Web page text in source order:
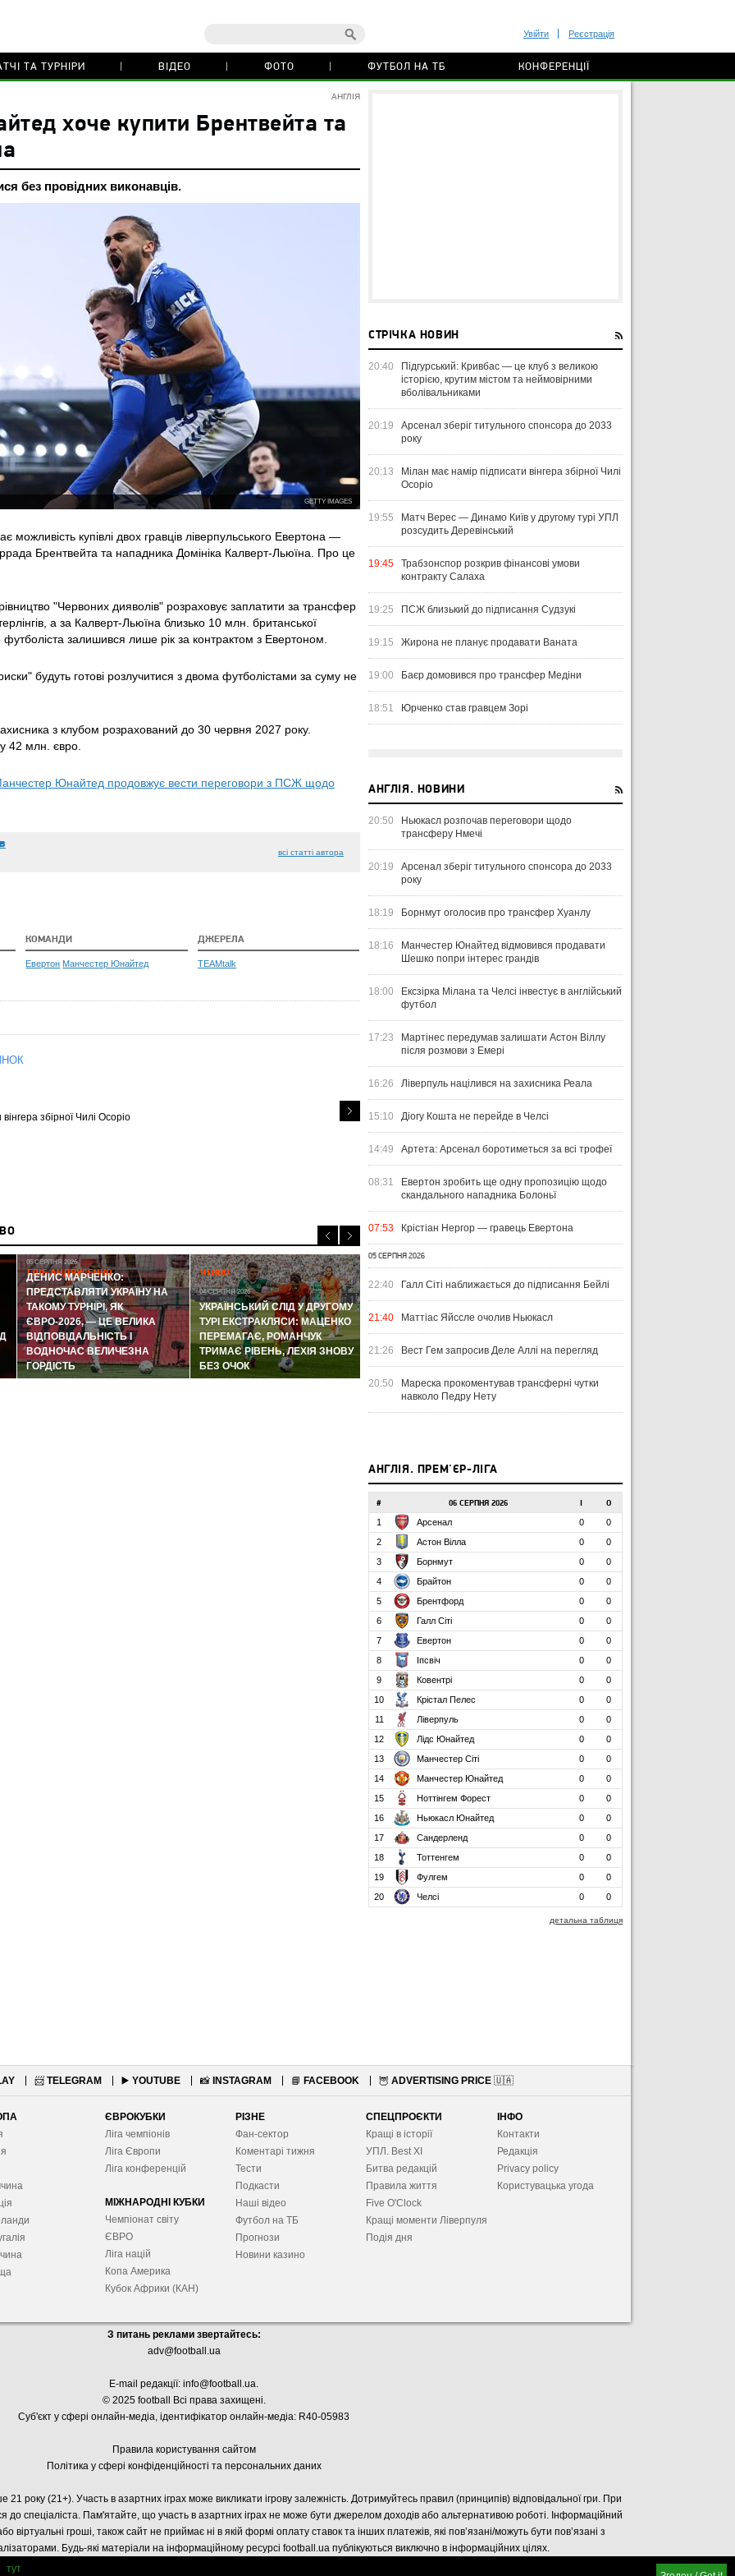
Увійти Реєстрація
ТА ТУРНІРИ ВІДЕО ФОТО ФУТБОЛ НА ТБ КОНФЕРЕНЦІЇ
АНГЛІЯ
хоче купити Брентвейта та
без провідних виконавців.
GETTY IMAGES
купівлі двох гравців ліверпульського Евертона —
Брентвейта та нападника Домініка Калверт-Льюїна. Про це
"Червоних дияволів" розраховує заплатити за трансфер
а за Калверт-Льюїна близько 10 млн. британської
футболіста залишився лише рік за контрактом з Евертоном.
будуть готові розлучитися з двома футболістами за суму не
з клубом розрахований до 30 червня 2027 року.
42 млн. євро.
Юнайтед продовжує вести переговори з ПСЖ щодо
всі статті автора
КОМАНДИ
Евертон Манчестер Юнайтед
ДЖЕРЕЛА
TEAMtalk
збірної Чилі Осоріо ПСЖ близький до підписання Судзукі
ГЛІБ АНДРУСЕНКО
05 СЕРПНЯ 2026
ДЕНИС МАРЧЕНКО:
ПРЕДСТАВЛЯТИ УКРАЇНУ НА
ТАКОМУ ТУРНІРІ, ЯК
ЄВРО-2026, — ЦЕ ВЕЛИКА
ВІДПОВІДАЛЬНІСТЬ І
ВОДНОЧАС ВЕЛИЧЕЗНА
ГОРДІСТЬ
ЧТИВО
04 СЕРПНЯ 2026
УКРАЇНСЬКИЙ СЛІД У ДРУГОМУ
ТУРІ ЕКСТРАКЛЯСИ: МАЦЕНКО
ПЕРЕМАГАЄ, РОМАНЧУК
ТРИМАЄ РІВЕНЬ, ЛЕХІЯ ЗНОВУ
БЕЗ ОЧОК
31 ЛИПНЯ 2026
УПЛ-2026/27. ПРЕДСТАВЛЕННЯ
КОМАНД
ВІСІМ МАТЧІВ — НУЛЬ
ПЕРЕМОГ: ЯК ДИНАМО, ЛНЗ ТА
ПОЛІССЯ ВИСТУПИЛИ НА
СТАРТІ ЄВРОКУБКІВ
СТРІЧКА НОВИН
20:40
Підгурський: Кривбас — це клуб з великою
історією, крутим містом та неймовірними
вболівальниками
20:19
Арсенал зберіг титульного спонсора до 2033
року
20:13
Мілан має намір підписати вінгера збірної Чилі
Осоріо
19:55
Матч Верес — Динамо Київ у другому турі УПЛ
розсудить Деревінський
19:45
Трабзонспор розкрив фінансові умови
контракту Салаха
19:25 ПСЖ близький до підписання Судзукі
19:15 Жирона не планує продавати Ваната
19:00 Баєр домовився про трансфер Медіни
18:51 Юрченко став гравцем Зорі
АНГЛІЯ. НОВИНИ
20:50
Ньюкасл розпочав переговори щодо
трансферу Нмечі
20:19
Арсенал зберіг титульного спонсора до 2033
року
18:19 Борнмут оголосив про трансфер Хуанлу
18:16
Манчестер Юнайтед відмовився продавати
Шешко попри інтерес грандів
18:00
Ексзірка Мілана та Челсі інвестує в англійський
футбол
17:23
Мартінес передумав залишати Астон Віллу
після розмови з Емері
16:26 Ліверпуль націлився на захисника Реала
15:10 Діогу Кошта не перейде в Челсі
14:49 Артета: Арсенал боротиметься за всі трофеї
08:31
Евертон зробить ще одну пропозицію щодо
скандального нападника Болоньї
07:53 Крістіан Нергор — гравець Евертона
05 СЕРПНЯ 2026
22:40 Галл Сіті наближається до підписання Бейлі
21:40 Маттіас Яйссле очолив Ньюкасл
21:26 Вест Гем запросив Деле Аллі на перегляд
20:50
Мареска прокоментував трансферні чутки
навколо Педру Нету
АНГЛІЯ. ПРЕМ'ЄР-ЛІГА
# 06 СЕРПНЯ 2026 О
1 Арсенал 0
0
2
Астон Вілла 0
0
3
Борнмут 0
0
4
Брайтон 0
0
5
Брентфорд 0
0
6
Галл Сіті 0
0
7
Евертон 0
0
8
Іпсвіч 0
0
9
Ковентрі 0
0
10
Крістал Пелес 0
0
11
Ліверпуль 0
0
12
Лідс Юнайтед 0
0
13
Манчестер Сіті 0
0
14
Манчестер Юнайтед 0
0
15
Ноттінгем Форест 0
0
16
Ньюкасл Юнайтед 0
0
17
Сандерленд 0
0
18
Тоттенгем 0
0
19
Фулгем 0
0
20
Челсі 0 0
детальна таблиця
📨 TELEGRAM ▶️ YOUTUBE 📸 INSTAGRAM 📘 FACEBOOK 🦉 ADVERTISING PRICE 🇺🇦
ЄВРОКУБКИ
Ліга чемпіонів
Ліга Європи
Ліга конференцій
МІЖНАРОДНІ КУБКИ
Чемпіонат світу
ЄВРО
Ліга націй
Копа Америка
Кубок Африки (КАН)
РІЗНЕ
Фан-сектор
Коментарі тижня
Тести
Подкасти
Наші відео
Футбол на ТБ
Прогнози
Новини казино
СПЕЦПРОЄКТИ
Кращі в історії
УПЛ. Best XІ
Битва редакцій
Правила життя
Five O'Clock
Кращі моменти Ліверпуля
Подія дня
ІНФО
Контакти
Редакція
Privacy policy
Користувацька угода
З питань реклами звертайтесь:
adv@football.ua
E-mail редакції: info@football.ua.
© 2025 football Всі права захищені.
Суб'єкт у сфері онлайн-медіа, ідентифікатор онлайн-медіа: R40-05983
Правила користування сайтом
Політика у сфері конфіденційності та персональних даних
року (21+). Участь в азартних іграх може викликати ігрову залежність. Дотримуйтесь правил (принципів) відповідальної гри. При
до спеціаліста. Пам'ятайте, що участь в азартних іграх не може бути джерелом доходів або альтернативою роботі. Інформаційний
віртуальні гроші, також сайт не приймає ні в якій формі оплату ставок та інших платежів, які пов’язані/можуть бути пов’язані з
Будь-які матеріали на інформаційному ресурсі football.ua публікуються виключно в інформаційних цілях.
тут